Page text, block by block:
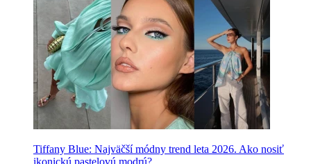
Tiffany Blue: Najväčší módny trend leta 2026. Ako nosiť
ikonickú pastelovú modrú?